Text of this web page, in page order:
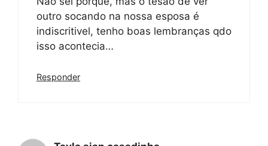
outro socando na nossa esposa é
indiscritivel, tenho boas lembranças qdo
isso acontecia…
Responder